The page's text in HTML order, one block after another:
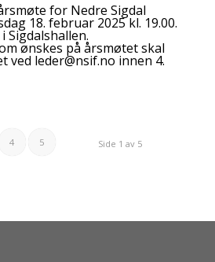
for Nedre Sigdal
18. februar 2025 kl. 19.00.
Sigdalshallen.
ønskes på årsmøtet skal
leder@nsif.no innen 4.
Side 1 av 5
4 5